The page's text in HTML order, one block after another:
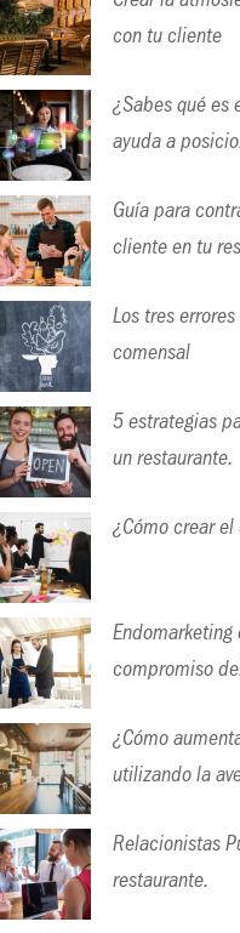
con tu cliente
¿Sabes qué es
ayuda a
Guía para
cliente en tu
Los tres
comensal
5 estrategias
un restaurante.
¿Cómo crear
Endomarketing
compromiso
¿Cómo
utilizando la
Relacionistas
restaurante.